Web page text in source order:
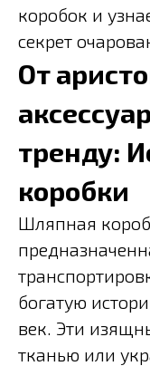
коробок и
секрет
От
тренду:
коробки
Шляпная
богатую
век. Эти
тканью или